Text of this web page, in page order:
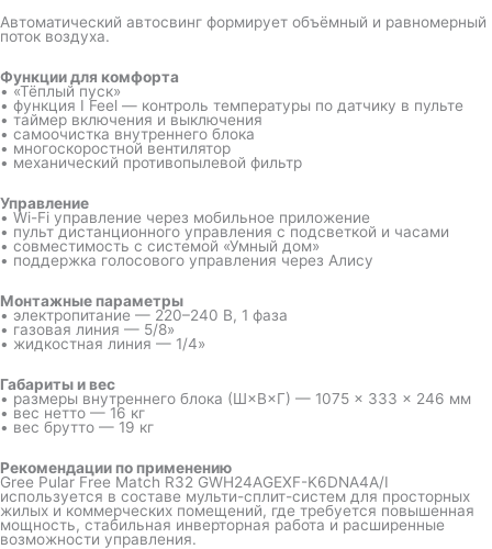
Автоматический автосвинг формирует объёмный и равномерный
поток воздуха.
Функции для комфорта
• «Тёплый пуск»
• функция I Feel — контроль температуры по датчику в пульте
• таймер включения и выключения
• самоочистка внутреннего блока
• многоскоростной вентилятор
• механический противопылевой фильтр
Управление
• Wi-Fi управление через мобильное приложение
• пульт дистанционного управления с подсветкой и часами
• совместимость с системой «Умный дом»
• поддержка голосового управления через Алису
Монтажные параметры
• электропитание — 220–240 В, 1 фаза
• газовая линия — 5/8»
• жидкостная линия — 1/4»
Габариты и вес
• размеры внутреннего блока (Ш×В×Г) — 1075 × 333 × 246 мм
• вес нетто — 16 кг
• вес брутто — 19 кг
Рекомендации по применению
Gree Pular Free Match R32 GWH24AGEXF-K6DNA4A/I
используется в составе мульти-сплит-систем для просторных
жилых и коммерческих помещений, где требуется повышенная
мощность, стабильная инверторная работа и расширенные
возможности управления.